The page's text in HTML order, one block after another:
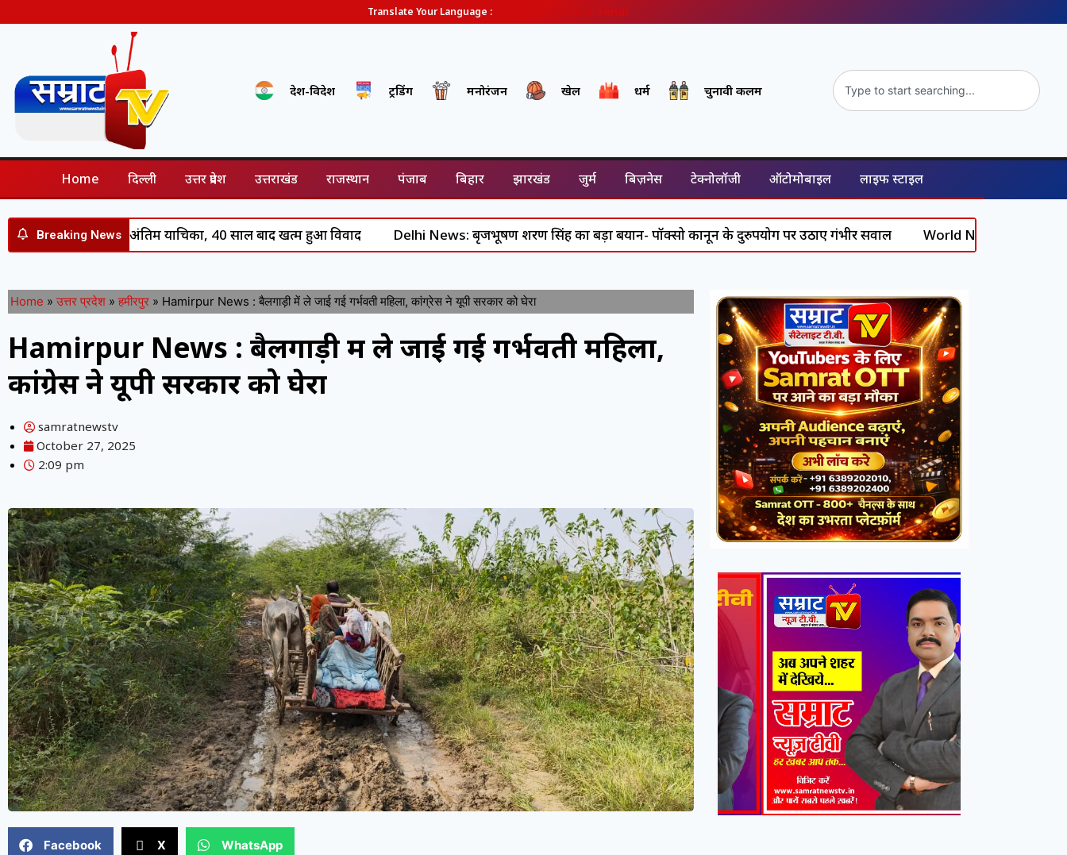
Translate Your Language : Hindi
देश-विदेश ट्रेंडिंग मनोरंजन खेल धर्म चुनावी कलम
Home दिल्ली उत्तर प्रदेश उत्तराखंड राजस्थान पंजाब बिहार झारखंड जुर्म बिज़नेस टेक्नोलॉजी ऑटोमोबाइल लाइफ स्टाइल
Breaking News
ने खारिज की अंतिम याचिका, 40 साल बाद खत्म हुआ विवाद Delhi News: बृजभूषण शरण सिंह का बड़ा बयान- पॉक्सो कानून के दुरुपयोग पर उठाए गंभीर सवाल World News: अमेरिका में ट्रंप
Home » उत्तर प्रदेश » हमीरपुर » Hamirpur News : बैलगाड़ी में ले जाई गई गर्भवती महिला, कांग्रेस ने यूपी सरकार को घेरा
Hamirpur News : बैलगाड़ी में ले जाई गई गर्भवती महिला,
कांग्रेस ने यूपी सरकार को घेरा
samratnewstv
October 27, 2025
2:09 pm
Facebook X WhatsApp